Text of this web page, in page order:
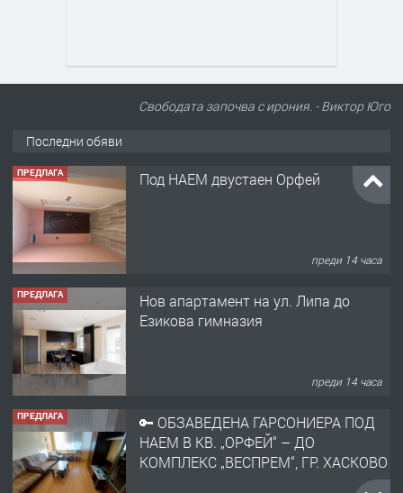
Свободата започва с ирония. - Виктор Юго
Последни обяви
ПРЕДЛАГА Под НАЕМ двустаен Орфей
преди 14 часа
ПРЕДЛАГА
Нов апартамент на ул. Липа до
Езикова гимназия
преди 14 часа
ПРЕДЛАГА
🔑 ОБЗАВЕДЕНА ГАРСОНИЕРА ПОД
НАЕМ В КВ. „ОРФЕЙ“ – ДО
КОМПЛЕКС „ВЕСПРЕМ“, ГР. ХАСКОВО